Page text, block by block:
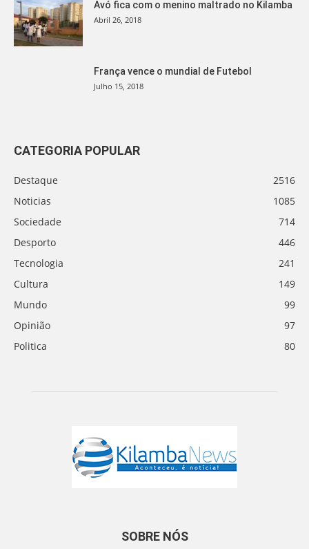
Avó fica com o menino maltrado no Kilamba
Abril 26, 2018
França vence o mundial de Futebol
Julho 15, 2018
CATEGORIA POPULAR
Destaque
2516
Noticias
1085
Sociedade
714
Desporto
446
Tecnologia
241
Cultura
149
Mundo
99
Opinião
97
Politica
80
SOBRE NÓS